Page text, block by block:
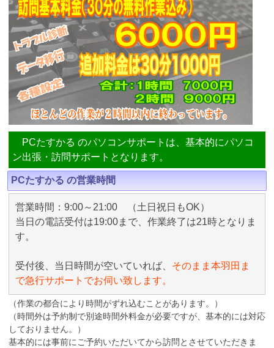
PCたすかる のパソコンサポートは、基本的にパソコ
ン出張・訪問サポートとなります。
PCたすかる の営業時間
営業時間：9:00～21:00 （土日祝日もOK）
当日の電話受付は19:00まで、作業終了は21時となりま
す。
受付後、当日時間が空いていれば、 そのまま本羽田ま
で急行サポートでお伺い致します。
（作業の都合により時間がずれ込むことがあります。）
（時間外は予約制で別途時間外料金が必要ですが、基本的には対応
しておりません。）
基本的には事前にご予約いただいてから訪問とさせていただきま